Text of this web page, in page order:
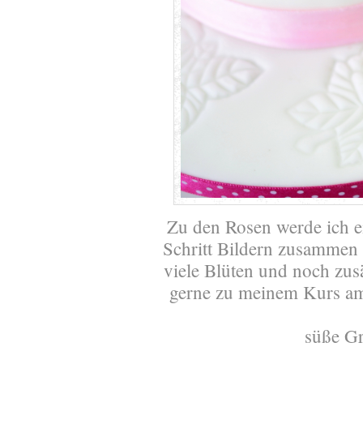
Zu den Rosen werde ich
Schritt Bildern
viele Blüten und noch
gerne zu meinem Kurs
süße